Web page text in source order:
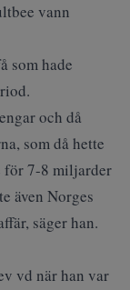
vann
som hade
och då
som då hette
för 7-8 miljarder
även Norges
säger han.
vd när han var